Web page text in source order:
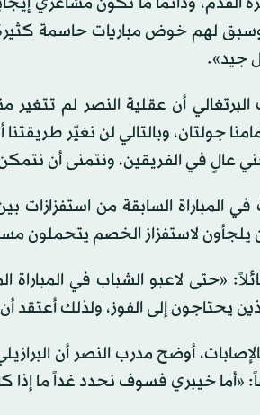
لهم خوض مباريات حاسمة
جيد».
أن عقلية النصر لم
جولتان، وبالتالي لن نغيّر
عالٍ في الفريقين، ونتمنى أن
المباراة السابقة من استفزازات
يلجأون لاستفزاز الخصم يتحملون
«حتى لاعبو الشباب في
يحتاجون إلى الفوز، ولذلك
أوضح مدرب النصر أن
«أما خيبري فسوف نحدد غداً ما إذا